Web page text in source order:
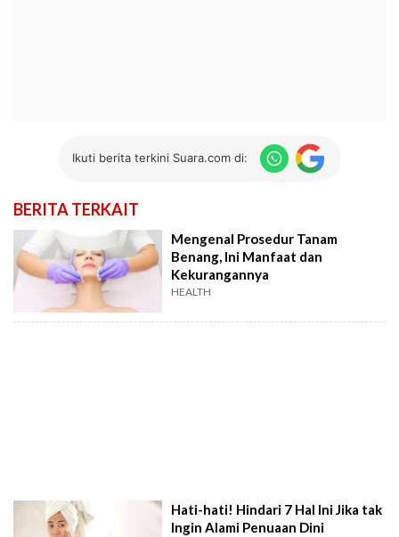
Ikuti berita terkini Suara.com di:
BERITA TERKAIT
Mengenal Prosedur Tanam
Benang, Ini Manfaat dan
Kekurangannya
HEALTH
Hati-hati! Hindari 7 Hal Ini Jika tak
Ingin Alami Penuaan Dini